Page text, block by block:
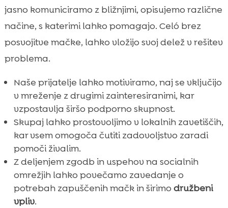
jasno komuniciramo z bližnjimi, opisujemo različne
načine, s katerimi lahko pomagajo. Celó brez
posvojitve mačke, lahko vložijo svoj delež v rešitev
problema.
Naše prijatelje lahko motiviramo, naj se vključijo
v mreženje z drugimi zainteresiranimi, kar
vzpostavlja širšo podporno skupnost.
Skupaj lahko prostovoljimo v lokalnih zavetiščih,
kar vsem omogoča čutiti zadovoljstvo zaradi
pomoči živalim.
Z deljenjem zgodb in uspehov na socialnih
omrežjih lahko povečamo zavedanje o
potrebah zapuščenih mačk in širimo družbeni
vpliv.